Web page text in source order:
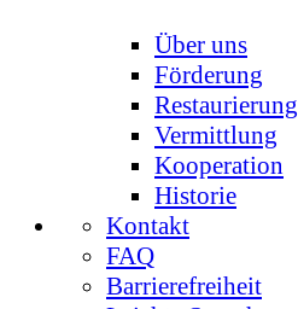
Über uns
Förderung
Restaurierung
Vermittlung
Kooperation
Historie
Kontakt
FAQ
Barrierefreiheit